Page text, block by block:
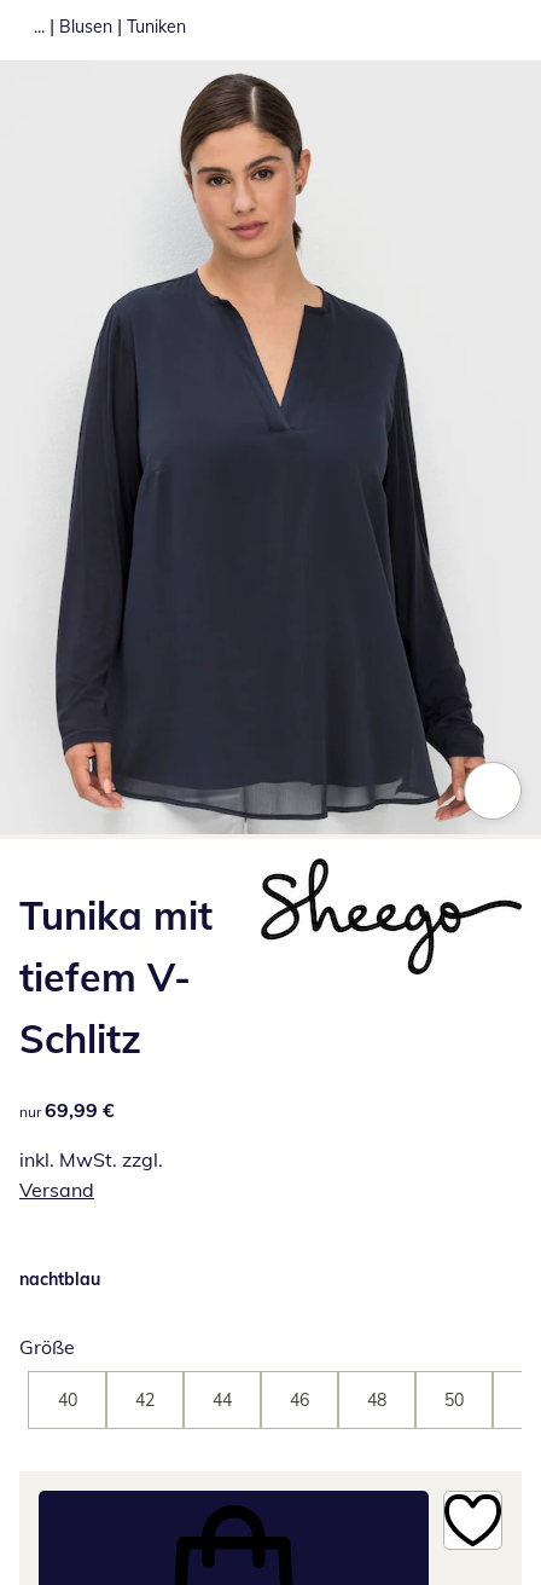
... | Blusen | Tuniken
Tunika mit
tiefem V-
Schlitz
69,99 €
nur 69,99 €
inkl. MwSt. zzgl.
Versand
nachtblau
Größe
40 42 44 46 48 50